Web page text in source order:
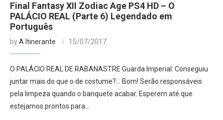
Final Fantasy XII Zodiac Age PS4 HD – O
PALÁCIO REAL (Parte 6) Legendado em
Português
byA Itinerante 15/07/2017
O PALÁCIO REAL DE RABANASTRE Guarda Imperial: Conseguiu
juntar mais do que o de costume?… Bom! Serão responsáveis
pela limpeza quando o banquete acabar. Esperem até que
estejamos prontos para…